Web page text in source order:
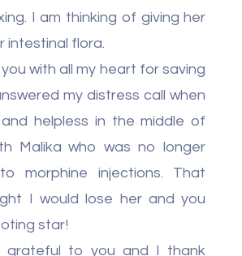
I am thinking of giving her
intestinal flora.
with all my heart for saving
my distress call when
helpless in the middle of
Malika who was no longer
morphine injections. That
I would lose her and you
star!
grateful to you and I thank